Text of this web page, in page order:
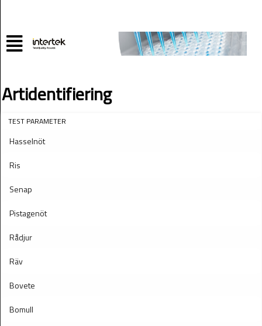
Artidentifiering
TEST PARAMETER
Hasselnöt
Ris
Senap
Pistagenöt
Rådjur
Räv
Bovete
Bomull